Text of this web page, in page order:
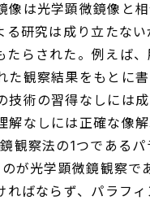
は光学顕微鏡像と
研究は成り立たない
らされた。例えば
観察結果をもとに
術の習得なしには
解なしには正確な像
観察法の1つである
が光学顕微鏡観察で
ばならず、パラフ